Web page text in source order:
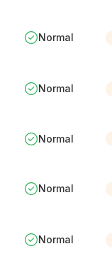
Normal
Normal
Normal
Normal
Normal